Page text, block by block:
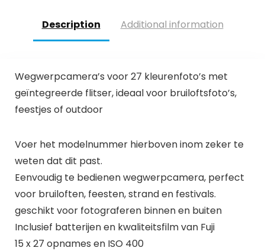
Description Additional information
Wegwerpcamera’s voor 27 kleurenfoto’s met
geïntegreerde flitser, ideaal voor bruiloftsfoto’s,
feestjes of outdoor
Voer het modelnummer hierboven inom zeker te
weten dat dit past.
Eenvoudig te bedienen wegwerpcamera, perfect
voor bruiloften, feesten, strand en festivals.
geschikt voor fotograferen binnen en buiten
Inclusief batterijen en kwaliteitsfilm van Fuji
15 x 27 opnames en ISO 400